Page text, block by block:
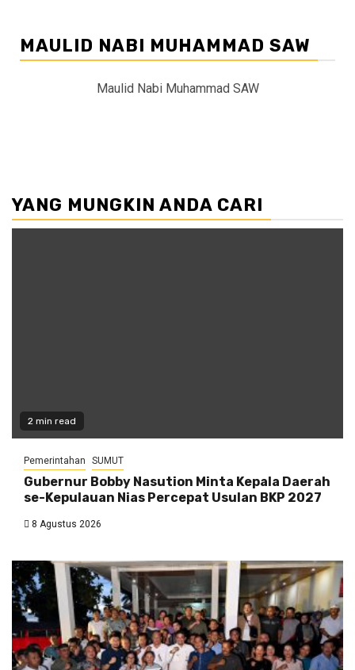
MAULID NABI MUHAMMAD SAW
Maulid Nabi Muhammad SAW
YANG MUNGKIN ANDA CARI
2 min read
Pemerintahan SUMUT
Gubernur Bobby Nasution Minta Kepala Daerah
se-Kepulauan Nias Percepat Usulan BKP 2027
8 Agustus 2026